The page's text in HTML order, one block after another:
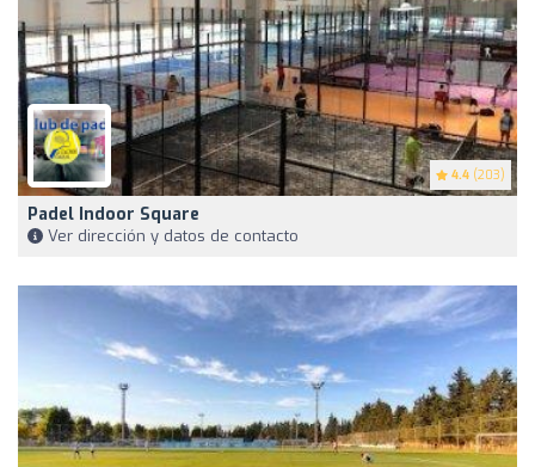
4.4 (203)
Padel Indoor Square
Ver dirección y datos de contacto